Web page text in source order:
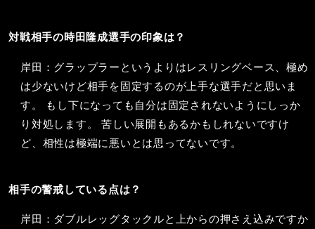
対戦相手の時田隆成選手の印象は？
岸田：グラップラーというよりはレスリングベース、極め
は少ないけど相手を固定するのが上手な選手だと思いま
す。 もし下になっても自分は固定されないようにしっか
り対処します。 苦しい展開もあるかもしれないですけ
ど、相性は極端に悪いとは思ってないです。
相手の警戒している点は？
岸田：ダブルレッグタックルと上からの押さえ込みですか